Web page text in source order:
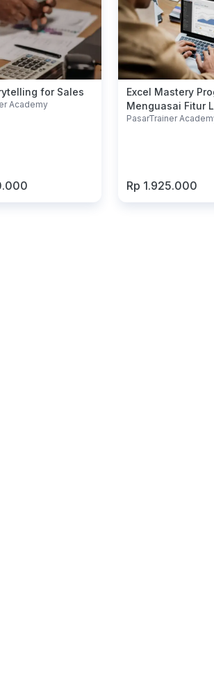
for Sales
Academy
Excel Mastery
Menguasai Fitur
Excel Secara
PasarTrainer
Rp 1.925.000